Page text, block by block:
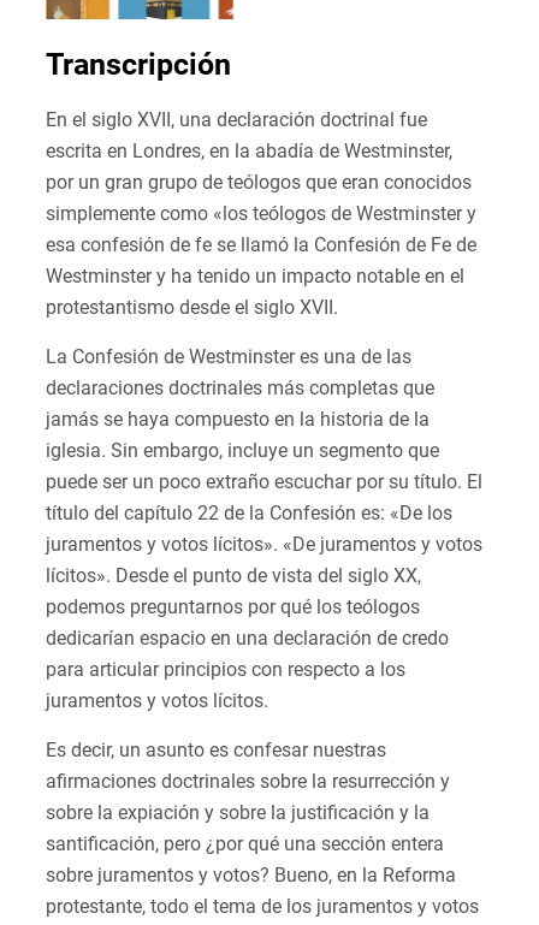
Transcripción
En el siglo XVII, una declaración doctrinal fue
escrita en Londres, en la abadía de Westminster,
por un gran grupo de teólogos que eran conocidos
simplemente como «los teólogos de Westminster y
esa confesión de fe se llamó la Confesión de Fe de
Westminster y ha tenido un impacto notable en el
protestantismo desde el siglo XVII.
La Confesión de Westminster es una de las
declaraciones doctrinales más completas que
jamás se haya compuesto en la historia de la
iglesia. Sin embargo, incluye un segmento que
puede ser un poco extraño escuchar por su título. El
título del capítulo 22 de la Confesión es: «De los
juramentos y votos lícitos». «De juramentos y votos
lícitos». Desde el punto de vista del siglo XX,
podemos preguntarnos por qué los teólogos
dedicarían espacio en una declaración de credo
para articular principios con respecto a los
juramentos y votos lícitos.
Es decir, un asunto es confesar nuestras
afirmaciones doctrinales sobre la resurrección y
sobre la expiación y sobre la justificación y la
santificación, pero ¿por qué una sección entera
sobre juramentos y votos? Bueno, en la Reforma
protestante, todo el tema de los juramentos y votos